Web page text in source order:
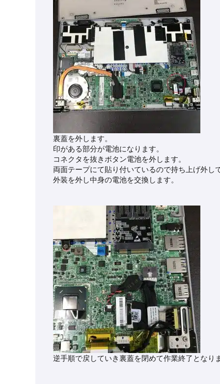
裏蓋を外します。
印がある部分が電池になります。
コネクタを抜きボタン電池を外します。
両面テープにて貼り付いているので持ち上げ外し
外装を外し中身の電池を交換します。
逆手順で戻していき裏蓋を閉めて作業終了となりま